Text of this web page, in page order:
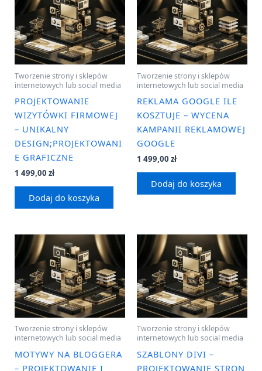
Tworzenie strony i sklepów
internetowych lub social media
PROJEKTOWANIE
WIZYTÓWKI FIRMOWEJ
– UNIKALNY
DESIGN;PROJEKTOWANI
E GRAFICZNE
1 499,00 zł
Dodaj do koszyka
Tworzenie strony i sklepów
internetowych lub social media
REKLAMA GOOGLE ILE
KOSZTUJE – WYCENA
KAMPANII REKLAMOWEJ
GOOGLE
1 499,00 zł
Dodaj do koszyka
Tworzenie strony i sklepów
internetowych lub social media
MOTYWY NA BLOGGERA
– PROJEKTOWANIE I
Tworzenie strony i sklepów
internetowych lub social media
SZABLONY DIVI –
PROJEKTOWANIE STRON